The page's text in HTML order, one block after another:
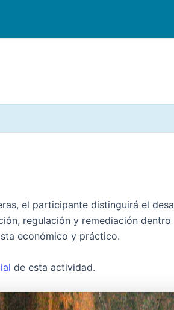
el participante distinguirá el
regulación y remediación
económico y práctico.
de esta actividad.